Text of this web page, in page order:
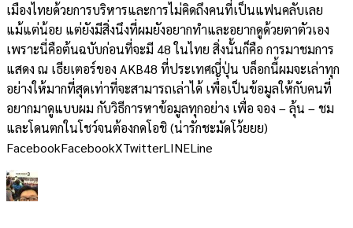
เมืองไทยด้วยการบริหารและการไม่คิดถึงคนที่เป็นแฟนคลับเลย
แม้แต่น้อย แต่ยังมีสิ่งนึงที่ผมยังอยากทำและอยากดูด้วยตาตัวเอง
เพราะนี่คือต้นฉบับก่อนที่จะมี 48 ในไทย สิ่งนั้นก็คือ การมาชมการ
แสดง ณ เธียเตอร์ของ AKB48 ที่ประเทศญี่ปุ่น บล็อกนี้ผมจะเล่าทุก
อย่างให้มากที่สุดเท่าที่จะสามารถเล่าได้ เพื่อเป็นข้อมูลให้กับคนที่
อยากมาดูแบบผม กับวิธีการหาข้อมูลทุกอย่าง เพื่อ จอง – ลุ้น – ชม
และโดนตกในโชว์จนต้องกดโอชิ (น่ารักชะมัดโว้ยยย)
FacebookFacebookXTwitterLINELine